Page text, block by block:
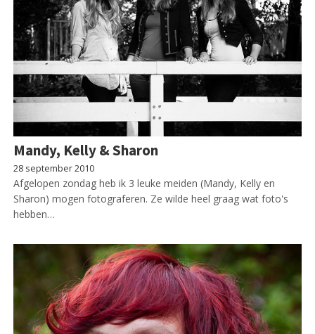
Mandy, Kelly & Sharon
28 september 2010
Afgelopen zondag heb ik 3 leuke meiden (Mandy, Kelly en
Sharon) mogen fotograferen. Ze wilde heel graag wat foto's
hebben…